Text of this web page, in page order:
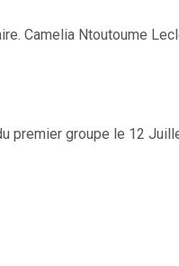
Camelia Ntoutoume
premier groupe le 12